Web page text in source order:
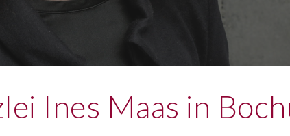
Ines Maas in